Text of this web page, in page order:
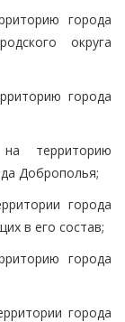
города
округа
города
территорию
Доброполья;
города
в его состав;
города
города